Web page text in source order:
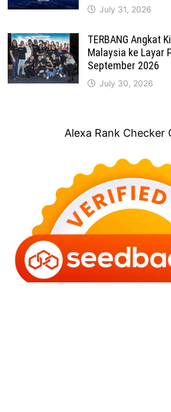
July 31, 2026
TERBANG Angkat
Malaysia ke Layar
September 2026
July 30, 2026
Alexa Rank Checker